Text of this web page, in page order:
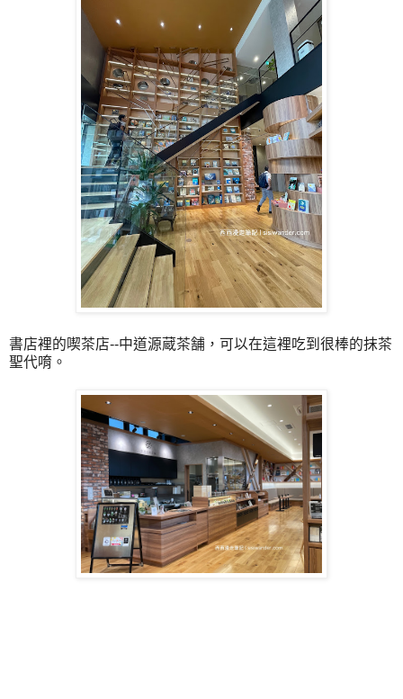
書店裡的喫茶店--中道源蔵茶舗，可以在這裡吃到很棒的抹茶
聖代唷。